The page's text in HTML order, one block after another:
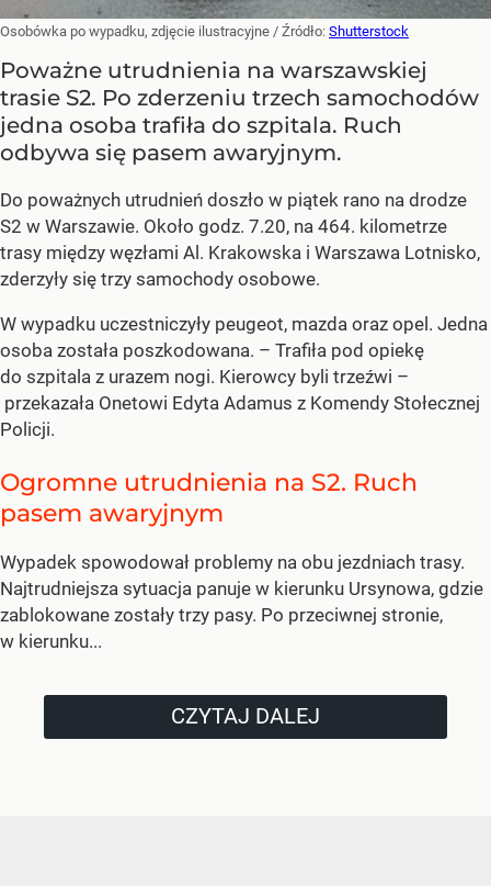
Osobówka po wypadku, zdjęcie ilustracyjne / Źródło: Shutterstock
Poważne utrudnienia na warszawskiej
trasie S2. Po zderzeniu trzech samochodów
jedna osoba trafiła do szpitala. Ruch
odbywa się pasem awaryjnym.
Do poważnych utrudnień doszło w piątek rano na drodze
S2 w Warszawie. Około godz. 7.20, na 464. kilometrze
trasy między węzłami Al. Krakowska i Warszawa Lotnisko,
zderzyły się trzy samochody osobowe.
W wypadku uczestniczyły peugeot, mazda oraz opel. Jedna
osoba została poszkodowana. – Trafiła pod opiekę
do szpitala z urazem nogi. Kierowcy byli trzeźwi –
przekazała Onetowi Edyta Adamus z Komendy Stołecznej
Policji.
Ogromne utrudnienia na S2. Ruch
pasem awaryjnym
Wypadek spowodował problemy na obu jezdniach trasy.
Najtrudniejsza sytuacja panuje w kierunku Ursynowa, gdzie
zablokowane zostały trzy pasy. Po przeciwnej stronie,
w kierunku...
CZYTAJ DALEJ